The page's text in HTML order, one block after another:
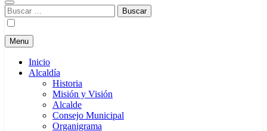
Buscar:
Menu
Inicio
Alcaldía
Historia
Misión y Visión
Alcalde
Consejo Municipal
Organigrama